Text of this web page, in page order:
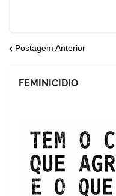
Postagem Anterior
FEMINICIDIO